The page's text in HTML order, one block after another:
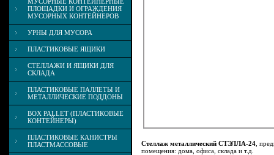
ПЛОЩАДКИ И ОГРАЖДЕНИЯ
МУСОРНЫХ КОНТЕЙНЕРОВ
УРНЫ ДЛЯ МУСОРА
ПЛАСТИКОВЫЕ ЯЩИКИ
СТЕЛЛАЖИ И ЯЩИКИ ДЛЯ
СКЛАДА
ПЛАСТИКОВЫЕ ПАЛЛЕТЫ И
МЕТАЛЛИЧЕСКИЕ ПОДДОНЫ
BOX PALLET (ПЛАСТИКОВЫЕ
КОНТЕЙНЕРЫ)
ПЛАСТИКОВЫЕ КАНИСТРЫ
ПЛАСТМАССОВЫЕ
Стеллаж металлический СТЭЛЛА-24 ,
помещения: дома, офиса, склада и т.д.